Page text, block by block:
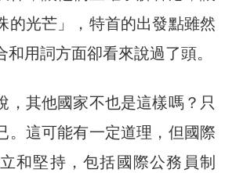
的光芒」，特首的出發點雖然
用詞方面卻看來說過了頭。
，其他國家不也是這樣嗎？只
。這可能有一定道理，但國際
和堅持，包括國際公務員制